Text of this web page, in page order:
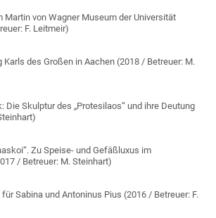
Martin von Wagner Museum der Universität
F. Leitmeir)
Karls des Großen in Aachen (2018 / Betreuer: M.
Die Skulptur des „Protesilaos“ und ihre Deutung
Zu Speise- und Gefäßluxus im
/ Betreuer: M. Steinhart)
Sabina und Antoninus Pius (2016 / Betreuer: F.